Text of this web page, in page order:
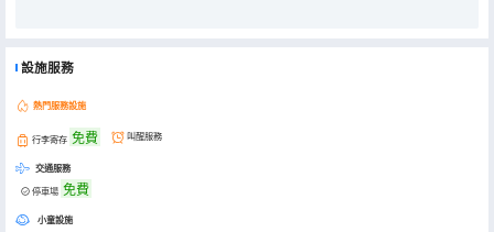
設施服務
熱門服務設施
行李寄存 免費 叫醒服務
交通服務
停車場 免費
小童設施